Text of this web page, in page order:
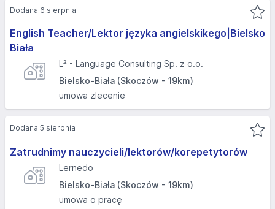
English Teacher/Lektor języka angielskikego|Bielsko
Biała
L² - Language Consulting Sp. z o.o.
Bielsko-Biała (Skoczów - 19km)
umowa zlecenie
Dodana 6 sierpnia
Zatrudnimy nauczycieli/lektorów/korepetytorów
Lernedo
Bielsko-Biała (Skoczów - 19km)
umowa o pracę
Dodana 5 sierpnia